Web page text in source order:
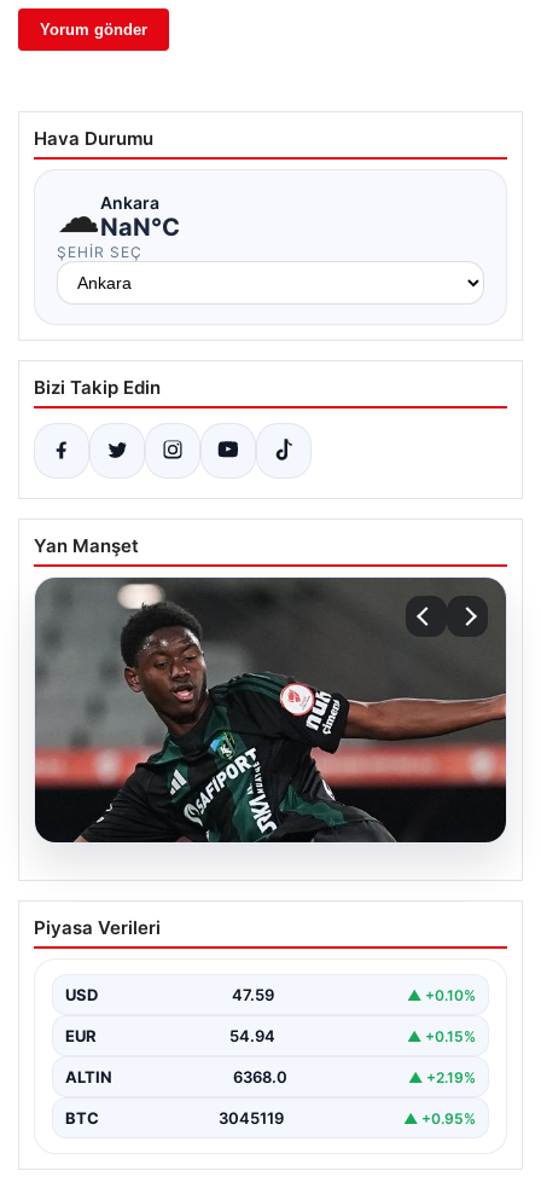
Hava Durumu
☁Ankara
NaN°C
ŞEHIR SEÇ
Bizi Takip Edin
Yan Manşet
05.08.2026
Süper Lig’de görülmemiş olay! Aşık
olduğu için kampı terk etti
Piyasa Verileri
USD 47.59 ▲ +0.10%
EUR 54.94 ▲ +0.15%
ALTIN 6368.0 ▲ +2.19%
BTC 3045119 ▲ +0.95%